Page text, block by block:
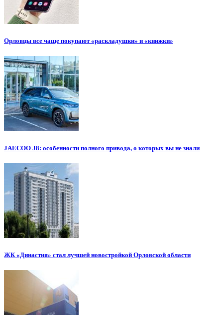
Орловцы все чаще покупают «раскладушки» и «книжки»
JAECOO J8: особенности полного привода, о которых вы не знали
ЖК «Династия» стал лучшей новостройкой Орловской области